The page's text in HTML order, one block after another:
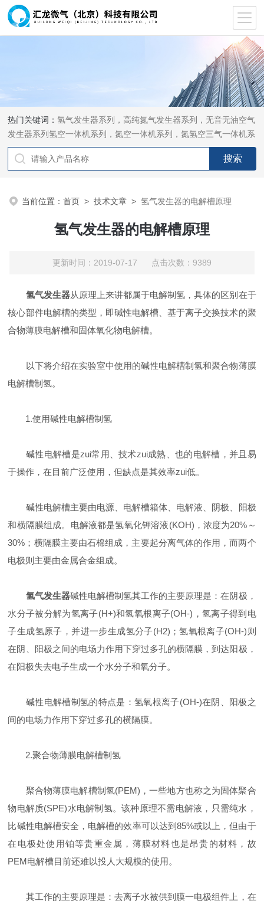
热门关键词：氢气发生器系列，高纯氮气发生器系列，无音无油空气
发生器系列氢空一体机系列，氮空一体机系列，氮氢空三气一体机系
列，气体净化器系列，代理日本DKK-TOA水质分析，水质检测仪
器，代理南韩SitekPH/离子计，DO计，电导计，多功能计，PH/DO/
当前位置：首页 >技术文章 >氢气发生器的电解槽原理
氢气发生器的电解槽原理
更新时间：2019-07-17 点击次数：9389
氢气发生器从原理上来讲都属于电解制氢，具体的区别在于
核心部件电解槽的类型，即碱性电解槽、基于离子交换技术的聚
合物薄膜电解槽和固体氧化物电解槽。
以下将介绍在实验室中使用的碱性电解槽制氢和聚合物薄膜
电解槽制氢。
1.使用碱性电解槽制氢
碱性电解槽是zui常用、技术zui成熟、也的电解槽，并且易
于操作，在目前广泛使用，但缺点是其效率zui低。
碱性电解槽主要由电源、电解槽箱体、电解液、阴极、阳极
和横隔膜组成。电解液都是氢氧化钾溶液(KOH)，浓度为20%～
30%；横隔膜主要由石棉组成，主要起分离气体的作用，而两个
电极则主要由金属合金组成。
氢气发生器碱性电解槽制氢其工作的主要原理是：在阴极，
水分子被分解为氢离子(H+)和氢氧根离子(OH-)，氢离子得到电
子生成氢原子，并进一步生成氢分子(H2)；氢氧根离子(OH-)则
在阴、阳极之间的电场力作用下穿过多孔的横隔膜，到达阳极，
在阳极失去电子生成一个水分子和氧分子。
碱性电解槽制氢的特点是：氢氧根离子(OH-)在阴、阳极之
间的电场力作用下穿过多孔的横隔膜。
2.聚合物薄膜电解槽制氢
聚合物薄膜电解槽制氢(PEM)，一些地方也称之为固体聚合
物电解质(SPE)水电解制氢。该种原理不需电解液，只需纯水，
比碱性电解槽安全，电解槽的效率可以达到85%或以上，但由于
在电极处使用铂等贵重金属，薄膜材料也是昂贵的材料，故
PEM电解槽目前还难以投人大规模的使用。
其工作的主要原理是：去离子水被供到膜一电极组件上，在